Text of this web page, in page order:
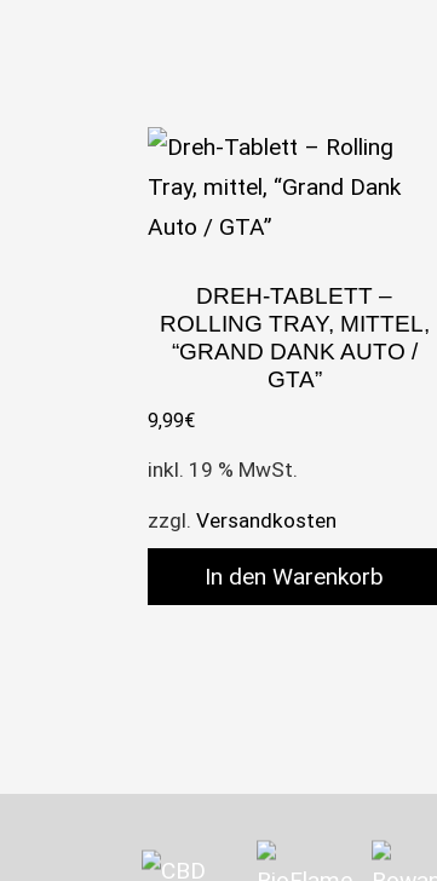
DREH-TABLETT –
ROLLING TRAY, MITTEL,
“GRAND DANK AUTO /
GTA”
9,99€
inkl. 19 % MwSt.
zzgl. Versandkosten
In den Warenkorb